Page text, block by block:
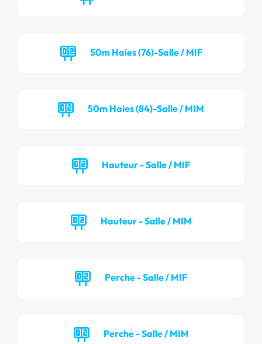
50m Haies (76)-Salle / MIF
50m Haies (84)-Salle / MIM
Hauteur - Salle / MIF
Hauteur - Salle / MIM
Perche - Salle / MIF
Perche - Salle / MIM